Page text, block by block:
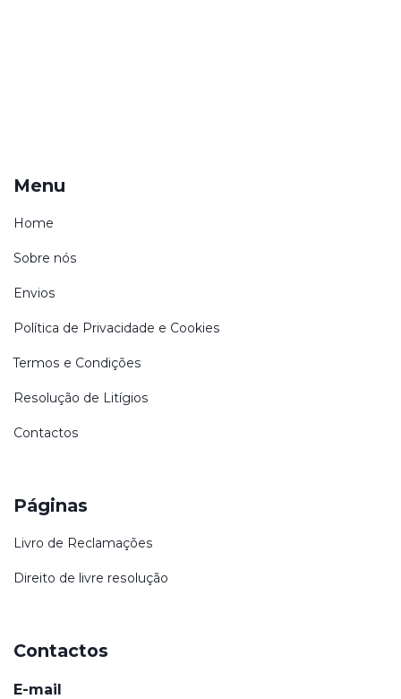
Menu
Home
Sobre nós
Envios
Política de Privacidade e Cookies
Termos e Condições
Resolução de Litígios
Contactos
Páginas
Livro de Reclamações
Direito de livre resolução
Contactos
E-mail